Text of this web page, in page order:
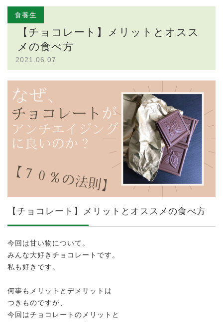
食養生
【チョコレート】メリットとオスス
メの食べ方
2021.06.07
【チョコレート】メリットとオススメの食べ方
今回は甘い物について。
みんな大好きチョコレートです。
私も好きです。
何事もメリットとデメリットは
つきものですが、
今回はチョコレートのメリットと